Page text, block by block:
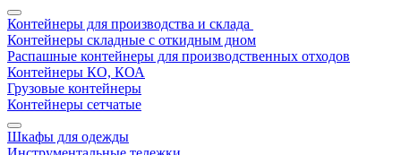
Контейнеры для производства и склада
Контейнеры складные с откидным дном
Распашные контейнеры для производственных отходов
Контейнеры КО, КОА
Грузовые контейнеры
Контейнеры сетчатые
Шкафы для одежды